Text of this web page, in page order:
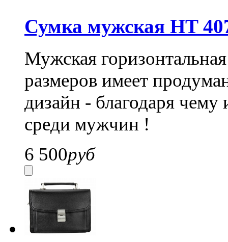
Сумка мужская HT
Мужская
размеров имеет
дизайн - благодаря
среди мужчин !
6 500руб